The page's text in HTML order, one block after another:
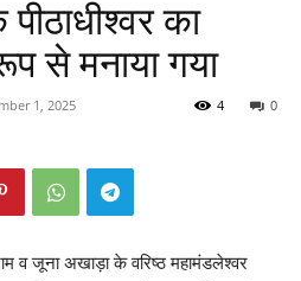
का
से मनाया गया
1, 2025 0
4
व जूना अखाड़ा के वरिष्ठ महामंडलेश्वर